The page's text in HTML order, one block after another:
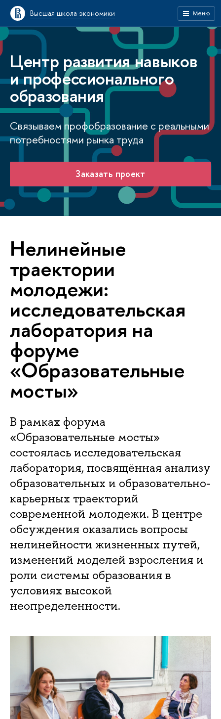
Высшая школа экономики Меню
Центр развития навыков
и профессионального
образования
Связываем профобразование с реальными
потребностями рынка труда
Заказать проект
Нелинейные
траектории
молодежи:
исследовательская
лаборатория на
форуме
«Образовательные
мосты»
В рамках форума
«Образовательные мосты»
состоялась исследовательская
лаборатория, посвящённая анализу
образовательных и образовательно-
карьерных траекторий
современной молодежи. В центре
обсуждения оказались вопросы
нелинейности жизненных путей,
изменений моделей взросления и
роли системы образования в
условиях высокой
неопределенности.